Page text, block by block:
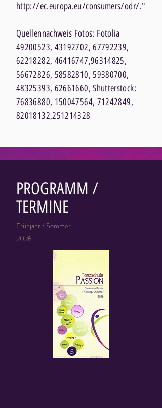
http://ec.europa.eu/consumers/odr/."
Quellennachweis Fotos: Fotolia
49200523, 43192702,67792239,
62218282, 46416747,96314825,
56672826, 58582810,59380700,
48325393, 62661660, Shutterstock:
76836880, 150047564, 71242849,
82018132,251214328
PROGRAMM /
TERMINE
Frühjahr / Sommer
2026